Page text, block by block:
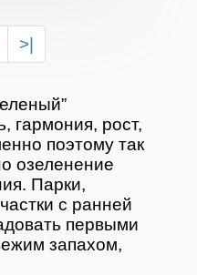
>|
гармония, рост,
поэтому так
озеленение
Парки,
с ранней
первыми
запахом,